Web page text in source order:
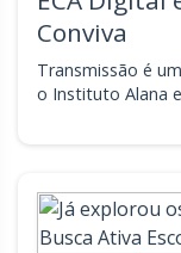
Conviva
Transmissão é
o Instituto Alana